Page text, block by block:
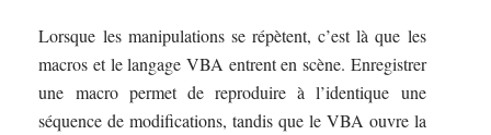
Lorsque les manipulations se répètent, c’est là que les
macros et le langage VBA entrent en scène. Enregistrer
une macro permet de reproduire à l’identique une
séquence de modifications, tandis que le VBA ouvre la